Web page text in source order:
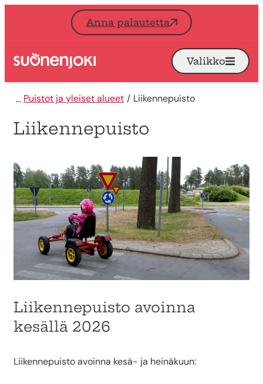
Siirry sisältöön
Anna palautetta
Etusivu Avaa
Valikko
Puistot ja yleiset alueet Liikennepuisto
Liikennepuisto
Liikennepuisto avoinna
kesällä 2026
Liikennepuisto avoinna kesä- ja heinäkuun: